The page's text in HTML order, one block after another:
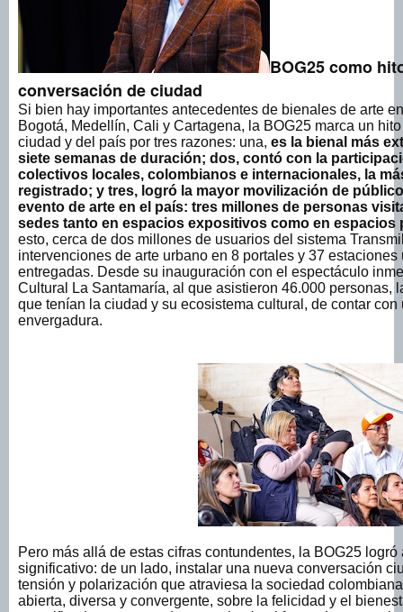
BOG25 como
conversación de ciudad
Si bien hay importantes antecedentes de bienales de arte
Bogotá, Medellín, Cali y Cartagena, la BOG25 marca un
ciudad y del país por tres razones: una, es la bienal más
siete semanas de duración; dos, contó con la
colectivos locales, colombianos e internacionales, la
registrado; y tres, logró la mayor movilización de
evento de arte en el país: tres millones de personas
sedes tanto en espacios expositivos como en espacios
esto, cerca de dos millones de usuarios del sistema
intervenciones de arte urbano en 8 portales y 37
entregadas. Desde su inauguración con el espectáculo
Cultural La Santamaría, al que asistieron 46.000 personas,
que tenían la ciudad y su ecosistema cultural, de contar
envergadura.
Pero más allá de estas cifras contundentes, la BOG25
significativo: de un lado, instalar una nueva conversación
tensión y polarización que atraviesa la sociedad
abierta, diversa y convergente, sobre la felicidad y el